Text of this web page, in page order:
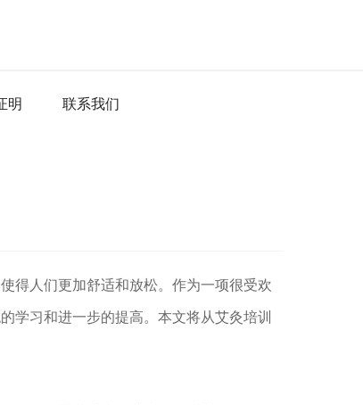
明 联系我们
得人们更加舒适和放松。作为一项很受欢
学习和进一步的提高。本文将从艾灸培训